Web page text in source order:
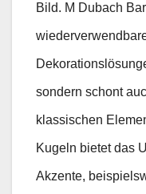
Bild. M Dubach
sondern schont
klassischen
Kugeln bietet das
Akzente,